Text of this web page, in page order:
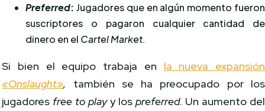
Preferred: Jugadores que en algún momento fueron
suscriptores o pagaron cualquier cantidad de
dinero en el Cartel Market.
Si bien el equipo trabaja en la nueva expansión
«Onslaught», también se ha preocupado por los
jugadores free to playy lospreferred. Un aumento del